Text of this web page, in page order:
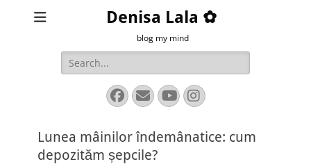
Denisa Lala ✿
blog my mind
Search
for:
Facebook
EmailYouTube
Instagram
Lunea mâinilor îndemânatice: cum
depozităm șepcile?